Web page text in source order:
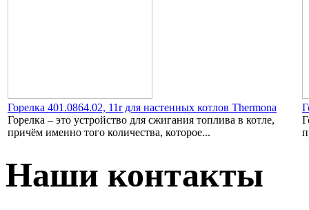
Горелка 401.0864.02, 11r для настенных котлов Thermona
Горелка – это устройство для сжигания топлива в котле,
причём именно того количества, которое...
Наши контакты